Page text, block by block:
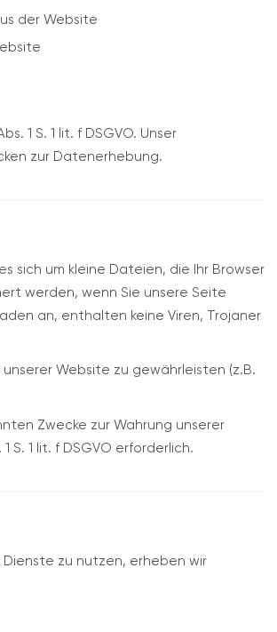
der Website
1 S. 1 lit. f DSGVO. Unser
zur Datenerhebung.
sich um kleine Dateien, die Ihr Browser
werden, wenn Sie unsere Seite
an, enthalten keine Viren, Trojaner
Website zu gewährleisten (z.B.
Zwecke zur Wahrung unserer
1 lit. f DSGVO erforderlich.
zu nutzen, erheben wir